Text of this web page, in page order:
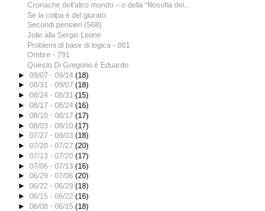
Cronache dell’altro mondo – o della “filosofia del...
Se la colpa è del giurato
Secondi pensieri (568)
Jolie alla Sergio Leone
Problemi di base di logica - 881
Ombre - 791
Questo Di Gregorio è Eduardo
►09/07 - 09/14(18)
►08/31 - 09/07(18)
►08/24 - 08/31(15)
►08/17 - 08/24(16)
►08/10 - 08/17(17)
►08/03 - 08/10(17)
►07/27 - 08/03(18)
►07/20 - 07/27(20)
►07/13 - 07/20(17)
►07/06 - 07/13(16)
►06/29 - 07/06(20)
►06/22 - 06/29(18)
►06/15 - 06/22(16)
►06/08 - 06/15(18)